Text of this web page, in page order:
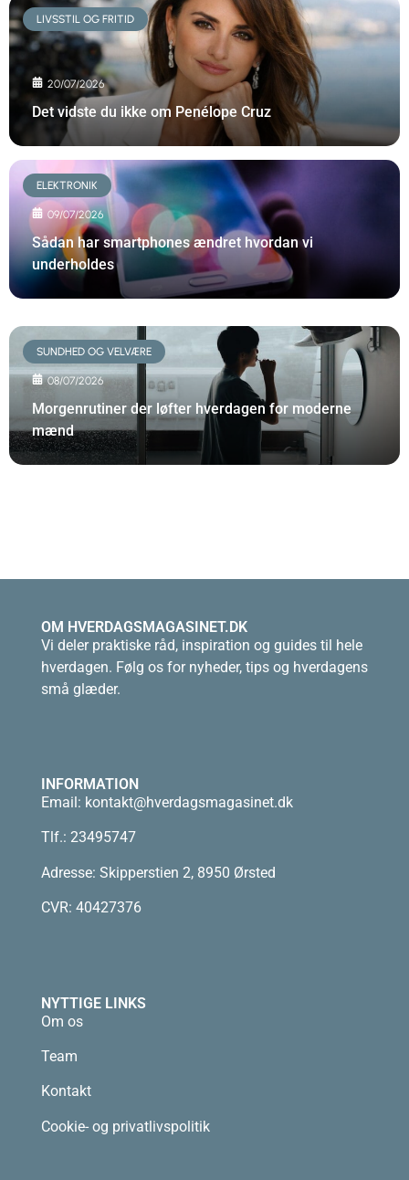
LIVSSTIL OG FRITID
20/07/2026
Det vidste du ikke om Penélope Cruz
ELEKTRONIK
09/07/2026
Sådan har smartphones ændret hvordan vi
underholdes
SUNDHED OG VELVÆRE
08/07/2026
Morgenrutiner der løfter hverdagen for moderne
mænd
OM HVERDAGSMAGASINET.DK
Vi deler praktiske råd, inspiration og guides til hele
hverdagen. Følg os for nyheder, tips og hverdagens
små glæder.
INFORMATION
Email: kontakt@hverdagsmagasinet.dk
Tlf.: 23495747
Adresse: Skipperstien 2, 8950 Ørsted
CVR: 40427376
NYTTIGE LINKS
Om os
Team
Kontakt
Cookie- og privatlivspolitik